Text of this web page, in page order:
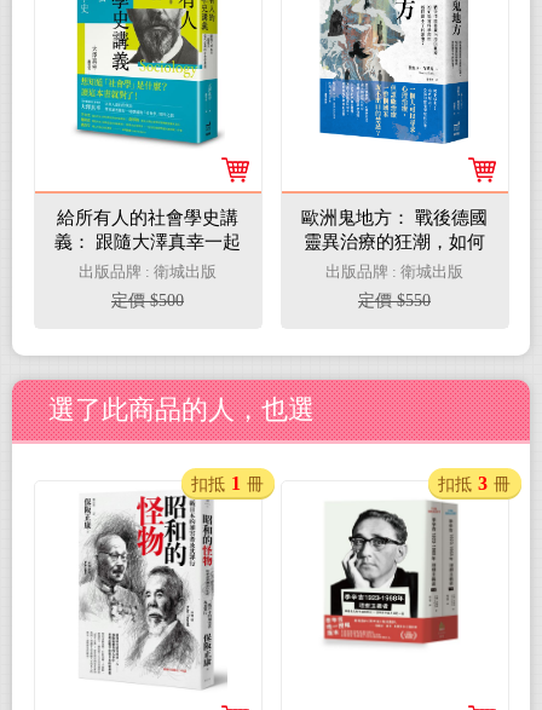
給所有人的社會學史講
義： 跟隨大澤真幸一起
建立當代必備的社會學
素養
出版品牌 : 衛城出版
定價 $500
歐洲鬼地方： 戰後德國
靈異治療的狂潮，如何
揭露科學理性所回應不
了的創傷？
出版品牌 : 衛城出版
定價 $550
選了此商品的人，也選
扣抵 1 冊 扣抵 3 冊